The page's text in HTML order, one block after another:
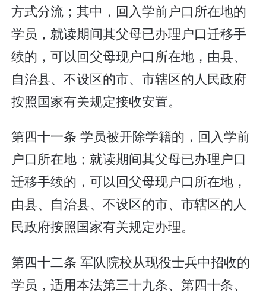
方式分流；其中，回入学前户口所在地的
学员，就读期间其父母已办理户口迁移手
续的，可以回父母现户口所在地，由县、
自治县、不设区的市、市辖区的人民政府
按照国家有关规定接收安置。
第四十一条 学员被开除学籍的，回入学前
户口所在地；就读期间其父母已办理户口
迁移手续的，可以回父母现户口所在地，
由县、自治县、不设区的市、市辖区的人
民政府按照国家有关规定办理。
第四十二条 军队院校从现役士兵中招收的
学员，适用本法第三十九条、第四十条、